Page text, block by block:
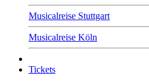
Musicalreise Stuttgart
Musicalreise Köln
Tickets